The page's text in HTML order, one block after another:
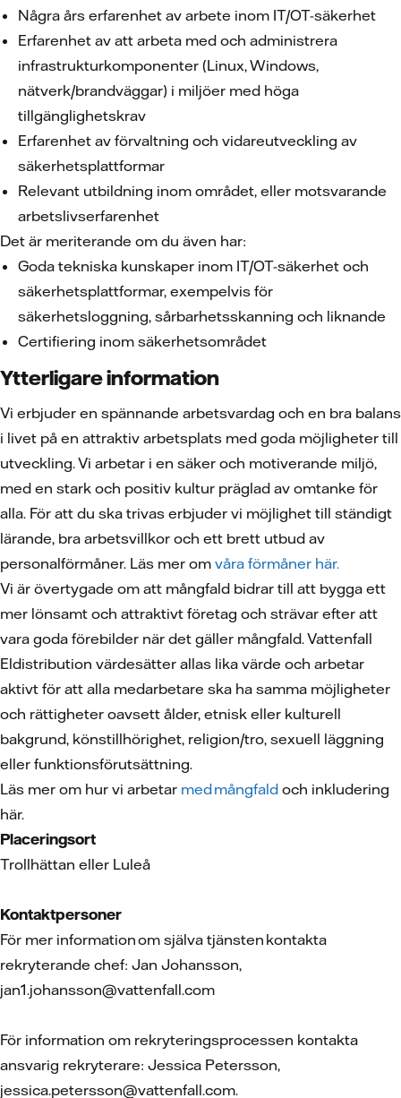
Några års erfarenhet av arbete inom IT/OT-säkerhet
Erfarenhet av att arbeta med och administrera
infrastrukturkomponenter (Linux, Windows,
nätverk/brandväggar) i miljöer med höga
tillgänglighetskrav
Erfarenhet av förvaltning och vidareutveckling av
säkerhetsplattformar
Relevant utbildning inom området, eller motsvarande
arbetslivserfarenhet
Det är meriterande om du även har:
Goda tekniska kunskaper inom IT/OT-säkerhet och
säkerhetsplattformar, exempelvis för
säkerhetsloggning, sårbarhetsskanning och liknande
Certifiering inom säkerhetsområdet
Ytterligare information
Vi erbjuder en spännande arbetsvardag och en bra balans
i livet på en attraktiv arbetsplats med goda möjligheter till
utveckling. Vi arbetar i en säker och motiverande miljö,
med en stark och positiv kultur präglad av omtanke för
alla. För att du ska trivas erbjuder vi möjlighet till ständigt
lärande, bra arbetsvillkor och ett brett utbud av
personalförmåner. Läs mer om våra förmåner här.
Vi är övertygade om att mångfald bidrar till att bygga ett
mer lönsamt och attraktivt företag och strävar efter att
vara goda förebilder när det gäller mångfald. Vattenfall
Eldistribution värdesätter allas lika värde och arbetar
aktivt för att alla medarbetare ska ha samma möjligheter
och rättigheter oavsett ålder, etnisk eller kulturell
bakgrund, könstillhörighet, religion/tro, sexuell läggning
eller funktionsförutsättning.
Läs mer om hur vi arbetar med mångfald och inkludering
här.
Placeringsort
Trollhättan eller Luleå
Kontaktpersoner
För mer information om själva tjänsten kontakta
rekryterande chef: Jan Johansson,
jan1.johansson@vattenfall.com
För information om rekryteringsprocessen kontakta
ansvarig rekryterare: Jessica Petersson,
jessica.petersson@vattenfall.com.